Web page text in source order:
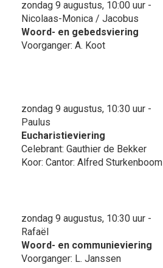
zondag 9 augustus, 10:00 uur -
Nicolaas-Monica / Jacobus
Woord- en gebedsviering
Voorganger: A. Koot
zondag 9 augustus, 10:30 uur -
Paulus
Eucharistieviering
Celebrant: Gauthier de Bekker
Koor: Cantor: Alfred Sturkenboom
zondag 9 augustus, 10:30 uur -
Rafaël
Woord- en communieviering
Voorganger: L. Janssen